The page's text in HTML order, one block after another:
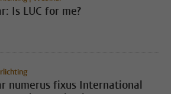
Is LUC for me?
numerus fixus International